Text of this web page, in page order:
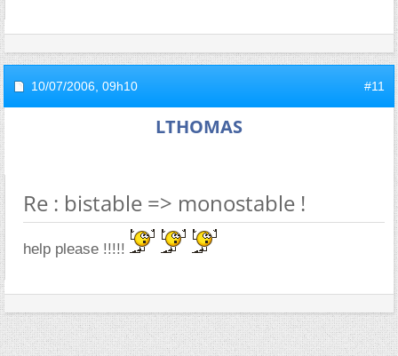
10/07/2006, 09h10 #11
LTHOMAS
Re : bistable => monostable !
help please !!!!!